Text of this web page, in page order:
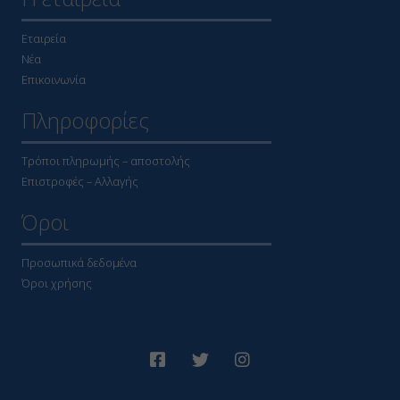
Εταιρεία
Νέα
Επικοινωνία
Πληροφορίες
Τρόποι πληρωμής – αποστολής
Επιστροφές – Αλλαγής
Όροι
Προσωπικά δεδομένα
Όροι χρήσης